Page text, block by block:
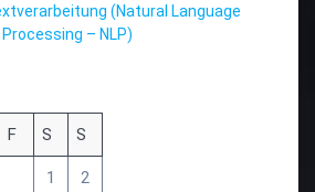
(Natural Language
Processing – NLP)
F S S
1 2